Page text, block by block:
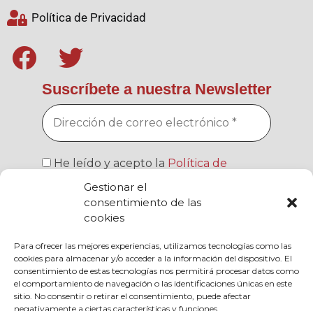
Gestionar el
consentimiento de las
cookies
Para ofrecer las mejores experiencias, utilizamos tecnologías como las
cookies para almacenar y/o acceder a la información del dispositivo. El
consentimiento de estas tecnologías nos permitirá procesar datos como
el comportamiento de navegación o las identificaciones únicas en este
sitio. No consentir o retirar el consentimiento, puede afectar
negativamente a ciertas características y funciones.
Política de Privacidad
Suscríbete a nuestra Newsletter
He leído y acepto la Política de
Responsable » Fundación El Frago, Ana
Aragüés / Finalidad » Enviarte nuestras
publicaciones y noticias / Legitimación » tu
consentimiento / Destinatarios » solo se